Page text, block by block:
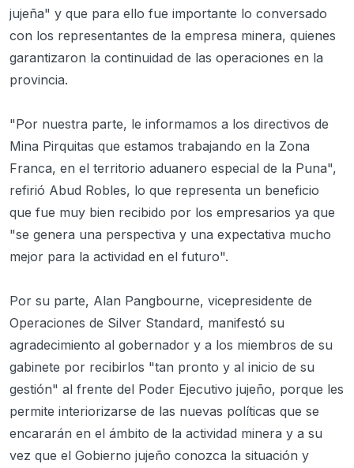
jujeña" y que para ello fue importante lo conversado
con los representantes de la empresa minera, quienes
garantizaron la continuidad de las operaciones en la
provincia.
"Por nuestra parte, le informamos a los directivos de
Mina Pirquitas que estamos trabajando en la Zona
Franca, en el territorio aduanero especial de la Puna",
refirió Abud Robles, lo que representa un beneficio
que fue muy bien recibido por los empresarios ya que
"se genera una perspectiva y una expectativa mucho
mejor para la actividad en el futuro".
Por su parte, Alan Pangbourne, vicepresidente de
Operaciones de Silver Standard, manifestó su
agradecimiento al gobernador y a los miembros de su
gabinete por recibirlos "tan pronto y al inicio de su
gestión" al frente del Poder Ejecutivo jujeño, porque les
permite interiorizarse de las nuevas políticas que se
encararán en el ámbito de la actividad minera y a su
vez que el Gobierno jujeño conozca la situación y